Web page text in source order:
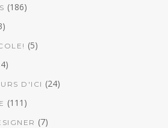
(186)
(5)
D'ICI (24)
(111)
(7)